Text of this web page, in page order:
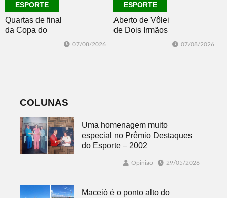
ESPORTE
Quartas de final
da Copa do
Brasil 2026: veja
07/08/2026
ESPORTE
Aberto de Vôlei
de Dois Irmãos
07/08/2026
COLUNAS
Uma homenagem muito
especial no Prêmio Destaques
do Esporte – 2002
Opinião 29/05/2026
Maceió é o ponto alto do